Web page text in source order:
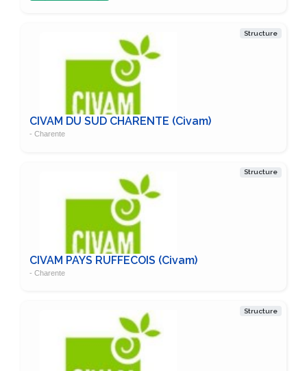
Structure
CIVAM DU SUD CHARENTE (Civam)
- Charente
Structure
CIVAM PAYS RUFFECOIS (Civam)
- Charente
Structure